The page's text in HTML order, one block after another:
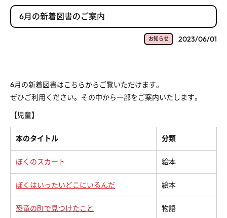
6月の新着図書のご案内
お知らせ 2023/06/01
6月の新着図書はこちらからご覧いただけます。
ぜひご利用ください。その中から一部をご案内いたします。
【児童】
本のタイトル 分類
ぼくのスカート 絵本
ぼくはいったいどこにいるんだ 絵本
恐竜の町で見つけたこと 物語